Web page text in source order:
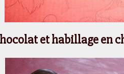
et habillage en